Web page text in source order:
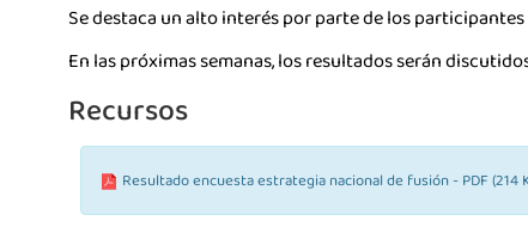
Se destaca un alto interés por parte de los
En las próximas semanas, los resultados serán
Recursos
Resultado encuesta estrategia nacional de fusión - PDF (214